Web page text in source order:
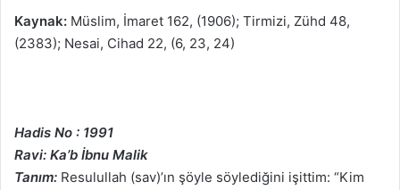
Kaynak: Müslim, İmaret 162, (1906); Tirmizi, Zühd 48,
(2383); Nesai, Cihad 22, (6, 23, 24)
Hadis No : 1991
Ravi: Ka’b İbnu Malik
Tanım: Resulullah (sav)’ın şöyle söylediğini işittim: “Kim